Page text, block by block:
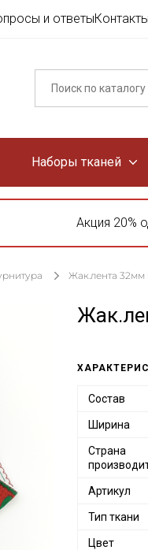
и ответыКонтакты
Наборы тканей
Акция 20%
Жак.лента 32мм
Состав
Ширина
Страна
Артикул
Тип ткани
Цвет